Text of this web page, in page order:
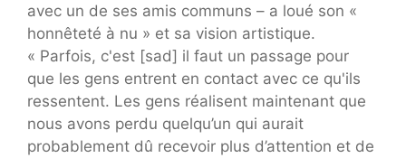
avec un de ses amis communs – a loué son «
honnêteté à nu » et sa vision artistique.
« Parfois, c'est [sad] il faut un passage pour
que les gens entrent en contact avec ce qu'ils
ressentent. Les gens réalisent maintenant que
nous avons perdu quelqu’un qui aurait
probablement dû recevoir plus d’attention et de